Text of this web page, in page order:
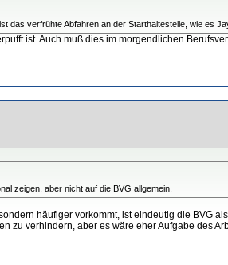
verfrühte Abfahren an der Starthaltestelle, wie es
ist. Auch muß dies im morgendlichen
zeigen, aber nicht auf die BVG allgemein.
häufiger vorkommt, ist eindeutig die BVG
zu verhindern, aber es wäre eher Aufgabe des